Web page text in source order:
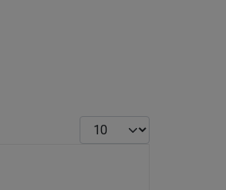
Display #